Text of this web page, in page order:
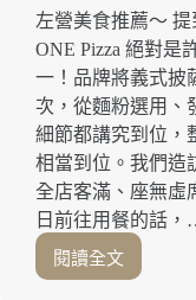
藏
的
平
價
高
雄
景
觀
餐
廳
開
箱！
左營美食推薦～
ONE Pizza 絕對是
一！品牌將義式披
次，從麵粉選用、
細節都講究到位，
相當到位。我們造
全店客滿、座無虛
日前往用餐的話
閱讀全文
豹